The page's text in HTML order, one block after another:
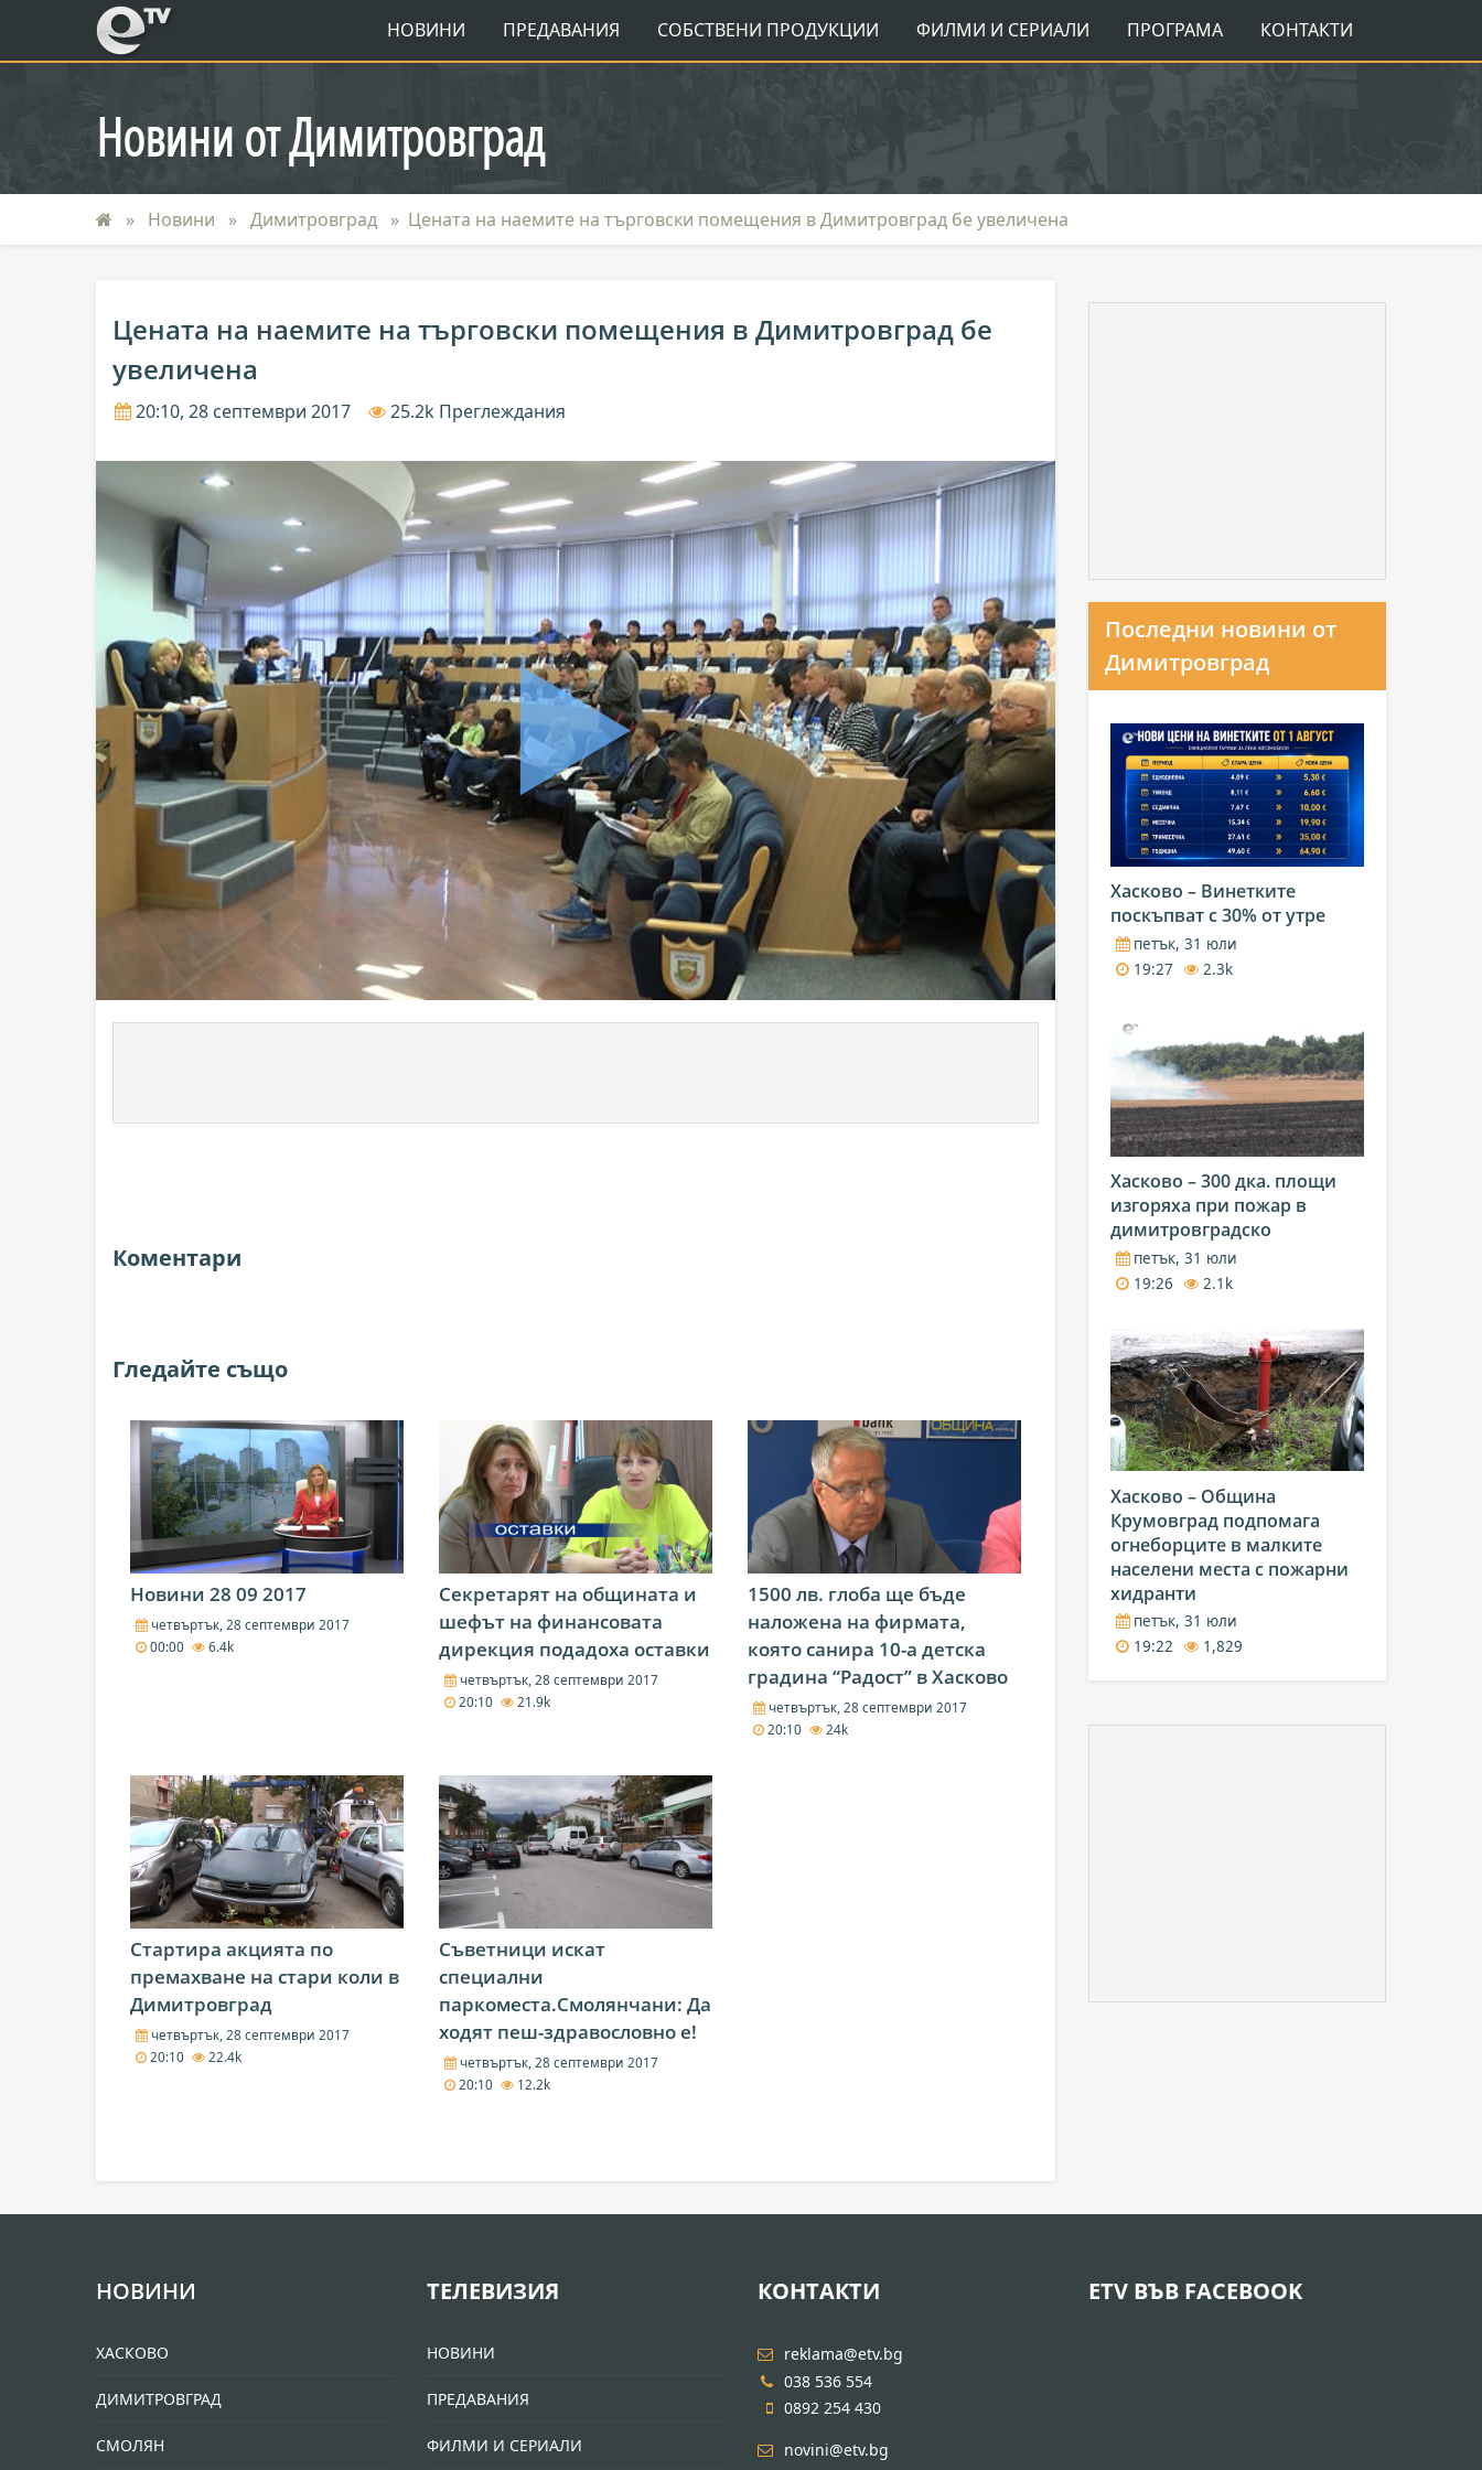
eTV НОВИНИ ПРЕДАВАНИЯ СОБСТВЕНИ ПРОДУКЦИИ ФИЛМИ И СЕРИАЛИ ПРОГРАМА КОНТАКТИ
Новини от Димитровград
Новини Димитровград Цената на наемите на търговски помещения в Димитровград бе увеличена
Цената на наемите на търговски помещения в Димитровград бе
увеличена
20:10, 28 септември 2017 25.2k Преглеждания
Коментари
Гледайте също
Новини 28 09 2017
четвъртък, 28 септември 2017
00:00
6.4k
Секретарят на общината и
шефът на финансовата
дирекция подадоха оставки
четвъртък, 28 септември 2017
20:10
21.9k
1500 лв. глоба ще бъде
наложена на фирмата,
която санира 10-а детска
градина “Радост” в Хасково
четвъртък, 28 септември 2017
20:10
24k
Стартира акцията по
премахване на стари коли в
Димитровград
четвъртък, 28 септември 2017
20:10
22.4k
Съветници искат
специални
паркоместа.Смолянчани: Да
ходят пеш-здравословно е!
четвъртък, 28 септември 2017
20:10
12.2k
Последни новини от
Димитровград
Хасково – Винетките
поскъпват с 30% от утре
петък, 31 юли
19:27
2.3k
Хасково – 300 дка. площи
изгоряха при пожар в
димитровградско
петък, 31 юли
19:26
2.1k
Хасково – Община
Крумовград подпомага
огнеборците в малките
населени места с пожарни
хидранти
петък, 31 юли
19:22
1,829
НОВИНИ
ХАСКОВО
ДИМИТРОВГРАД
СМОЛЯН
ТЕЛЕВИЗИЯ
НОВИНИ
ПРЕДАВАНИЯ
ФИЛМИ И СЕРИАЛИ
КОНТАКТИ
reklama@etv.bg
038 536 554
0892 254 430
novini@etv.bg
ETV ВЪВ FACEBOOK